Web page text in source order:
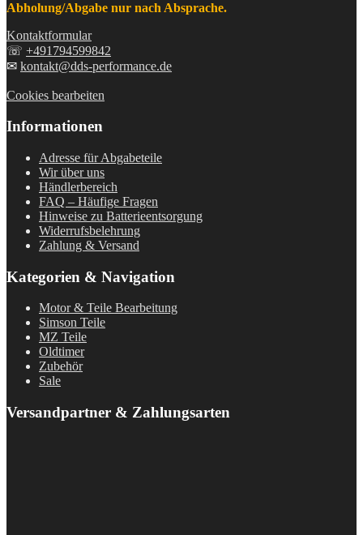
Abholung/Abgabe nur nach Absprache.
Kontaktformular
☏ +491794599842
✉ kontakt@dds-performance.de
Cookies bearbeiten
Informationen
Adresse für Abgabeteile
Wir über uns
Händlerbereich
FAQ – Häufige Fragen
Hinweise zu Batterieentsorgung
Widerrufsbelehrung
Zahlung & Versand
Kategorien & Navigation
Motor & Teile Bearbeitung
Simson Teile
MZ Teile
Oldtimer
Zubehör
Sale
Versandpartner & Zahlungsarten